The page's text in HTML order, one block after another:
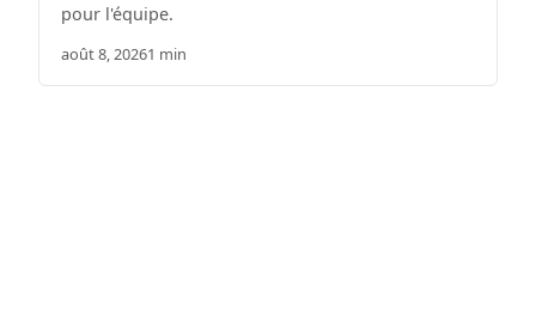
pour l'équipe.
août 8, 20261 min